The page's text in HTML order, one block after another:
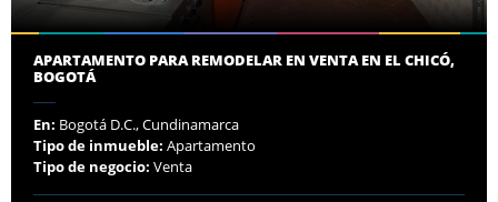
APARTAMENTO PARA REMODELAR EN VENTA EN EL CHICÓ,
BOGOTÁ
En: Bogotá D.C., Cundinamarca
Tipo de inmueble: Apartamento
Tipo de negocio: Venta